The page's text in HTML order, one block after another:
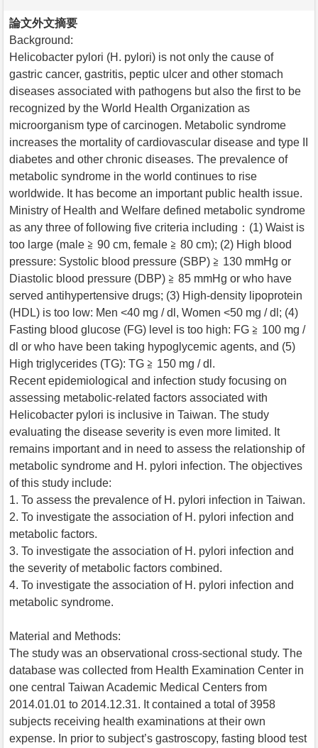
論文外文摘要
Background:
Helicobacter pylori (H. pylori) is not only the cause of
gastric cancer, gastritis, peptic ulcer and other stomach
diseases associated with pathogens but also the first to be
recognized by the World Health Organization as
microorganism type of carcinogen. Metabolic syndrome
increases the mortality of cardiovascular disease and type II
diabetes and other chronic diseases. The prevalence of
metabolic syndrome in the world continues to rise
worldwide. It has become an important public health issue.
Ministry of Health and Welfare defined metabolic syndrome
as any three of following five criteria including：(1) Waist is
too large (male ≧ 90 cm, female ≧ 80 cm); (2) High blood
pressure: Systolic blood pressure (SBP) ≧ 130 mmHg or
Diastolic blood pressure (DBP) ≧ 85 mmHg or who have
served antihypertensive drugs; (3) High-density lipoprotein
(HDL) is too low: Men <40 mg / dl, Women <50 mg / dl; (4)
Fasting blood glucose (FG) level is too high: FG ≧ 100 mg /
dl or who have been taking hypoglycemic agents, and (5)
High triglycerides (TG): TG ≧ 150 mg / dl.
Recent epidemiological and infection study focusing on
assessing metabolic-related factors associated with
Helicobacter pylori is inclusive in Taiwan. The study
evaluating the disease severity is even more limited. It
remains important and in need to assess the relationship of
metabolic syndrome and H. pylori infection. The objectives
of this study include:
1. To assess the prevalence of H. pylori infection in Taiwan.
2. To investigate the association of H. pylori infection and
metabolic factors.
3. To investigate the association of H. pylori infection and
the severity of metabolic factors combined.
4. To investigate the association of H. pylori infection and
metabolic syndrome.
Material and Methods:
The study was an observational cross-sectional study. The
database was collected from Health Examination Center in
one central Taiwan Academic Medical Centers from
2014.01.01 to 2014.12.31. It contained a total of 3958
subjects receiving health examinations at their own
expense. In prior to subject’s gastroscopy, fasting blood test